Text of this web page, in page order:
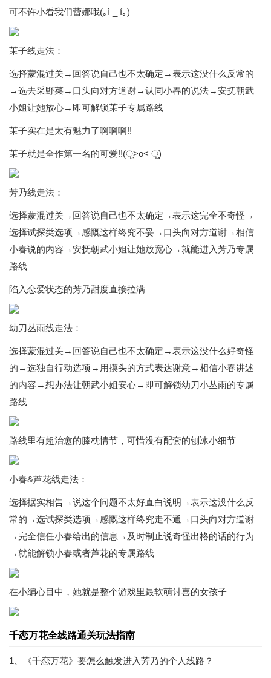
可不许小看我们蕾娜哦(｡ì _ í｡)
茉子线走法：
选择蒙混过关→回答说自己也不太确定→表示这没什么反常的
→选去采野菜→口头向对方道谢→认同小春的说法→安抚朝武
小姐让她放心→即可解锁茉子专属路线
茉子实在是太有魅力了啊啊啊!!——————
茉子就是全作第一名的可爱!!(ू˃o˂ ू)
芳乃线走法：
选择蒙混过关→回答说自己也不太确定→表示这完全不奇怪→
选择试探类选项→感慨这样终究不妥→口头向对方道谢→相信
小春说的内容→安抚朝武小姐让她放宽心→就能进入芳乃专属
路线
陷入恋爱状态的芳乃甜度直接拉满
幼刀丛雨线走法：
选择蒙混过关→回答说自己也不太确定→表示这没什么好奇怪
的→选独自行动选项→用摸头的方式表达谢意→相信小春讲述
的内容→想办法让朝武小姐安心→即可解锁幼刀小丛雨的专属
路线
路线里有超治愈的膝枕情节，可惜没有配套的刨冰小细节
小春&芦花线走法：
选择据实相告→说这个问题不太好直白说明→表示这没什么反
常的→选试探类选项→感慨这样终究走不通→口头向对方道谢
→完全信任小春给出的信息→及时制止说奇怪出格的话的行为
→就能解锁小春或者芦花的专属路线
在小编心目中，她就是整个游戏里最软萌讨喜的女孩子
千恋万花全线路通关玩法指南
1、《千恋万花》要怎么触发进入芳乃的个人线路？